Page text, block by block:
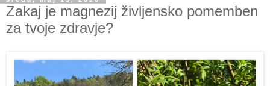
Zakaj je magnezij življensko pomemben
za tvoje zdravje?